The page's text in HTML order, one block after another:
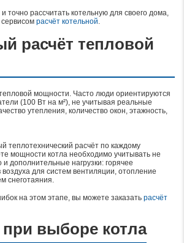
точно рассчитать котельную для своего дома,
расчёт котельной.
расчёт тепловой
мощности. Часто люди ориентируются
(100 Вт на м²), не учитывая реальные
утепления, количество окон, этажность,
теплотехнический расчёт по каждому
мощности котла необходимо учитывать не
и дополнительные нагрузки: горячее
для систем вентиляции, отопление
снеготаяния.
на этом этапе, вы можете заказать расчёт
выборе котла